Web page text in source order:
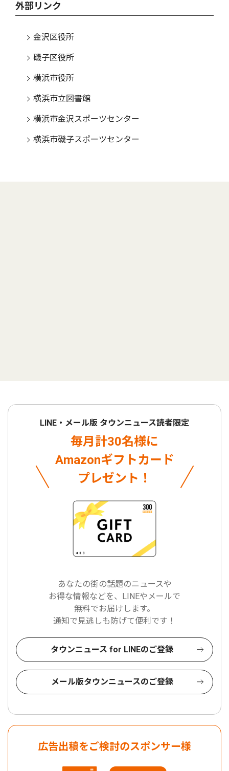
外部リンク
金沢区役所
磯子区役所
横浜市役所
横浜市立図書館
横浜市金沢スポーツセンター
横浜市磯子スポーツセンター
LINE・メール版 タウンニュース読者限定
毎月計30名様に
Amazonギフトカード
プレゼント！
あなたの街の話題のニュースや
お得な情報などを、LINEやメールで
無料でお届けします。
通知で見逃しも防げて便利です！
タウンニュース for LINEのご登録
メール版タウンニュースのご登録
広告出稿をご検討のスポンサー様